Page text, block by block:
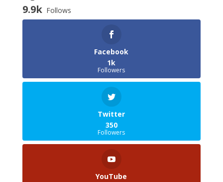
9.9k Follows
Facebook
1k
Followers
Twitter
350
Followers
YouTube